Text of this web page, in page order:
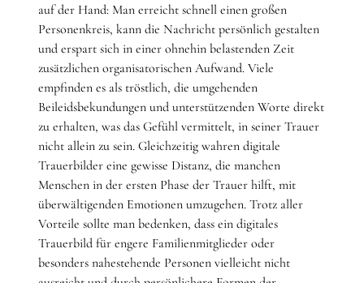
auf der Hand: Man erreicht schnell einen großen
Personenkreis, kann die Nachricht persönlich gestalten
und erspart sich in einer ohnehin belastenden Zeit
zusätzlichen organisatorischen Aufwand. Viele
empfinden es als tröstlich, die umgehenden
Beileidsbekundungen und unterstützenden Worte direkt
zu erhalten, was das Gefühl vermittelt, in seiner Trauer
nicht allein zu sein. Gleichzeitig wahren digitale
Trauerbilder eine gewisse Distanz, die manchen
Menschen in der ersten Phase der Trauer hilft, mit
überwältigenden Emotionen umzugehen. Trotz aller
Vorteile sollte man bedenken, dass ein digitales
Trauerbild für engere Familienmitglieder oder
besonders nahestehende Personen vielleicht nicht